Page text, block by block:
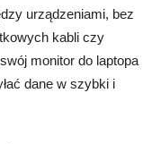
urządzeniami, bez
kabli czy
monitor do laptopa
dane w szybki i